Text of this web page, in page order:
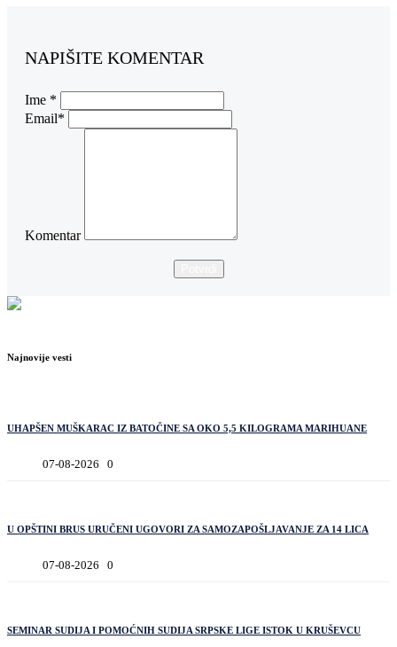
NAPIŠITE KOMENTAR
Ime *
Email*
Komentar
Najnovije vesti
UHAPŠEN MUŠKARAC IZ BATOČINE SA OKO 5,5 KILOGRAMA MARIHUANE
07-08-2026 0
U OPŠTINI BRUS URUČENI UGOVORI ZA SAMOZAPOŠLJAVANJE ZA 14 LICA
07-08-2026 0
SEMINAR SUDIJA I POMOĆNIH SUDIJA SRPSKE LIGE ISTOK U KRUŠEVCU